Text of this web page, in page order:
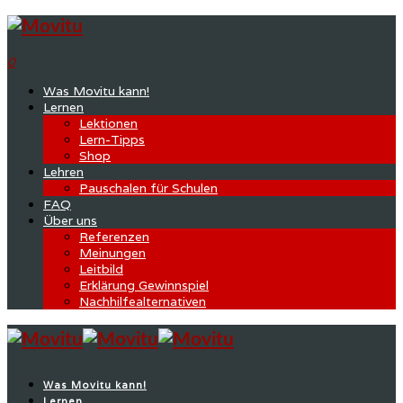
0
Was Movitu kann!
Lernen
Lektionen
Lern-Tipps
Shop
Lehren
Pauschalen für Schulen
FAQ
Über uns
Referenzen
Meinungen
Leitbild
Erklärung Gewinnspiel
Nachhilfealternativen
Was Movitu kann!